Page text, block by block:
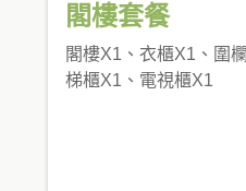
閣樓套餐
閣樓X1、衣櫃X1、圍
梯櫃X1、電視櫃X1